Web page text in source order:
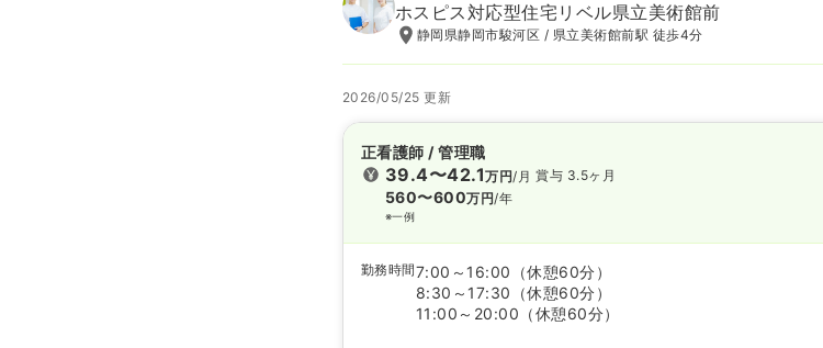
ホスピス対応型住宅リベル県立美術館前
静岡県静岡市駿河区 / 県立美術館前駅 徒歩4分
2026/05/25 更新
正看護師 / 管理職
39.4〜42.1万円/月
560〜600万円/年
※一例
賞与 3.5ヶ月
勤務時間7:00～16:00
（休憩60分）
8:30～17:30
（休憩60分）
11:00～20:00 （休憩60分）